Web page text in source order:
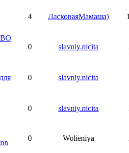
4 ЛасковаяМамаша)
0 slavniy.nicita
0 slavniy.nicita
0 slavniy.nicita
0 Wolieniya